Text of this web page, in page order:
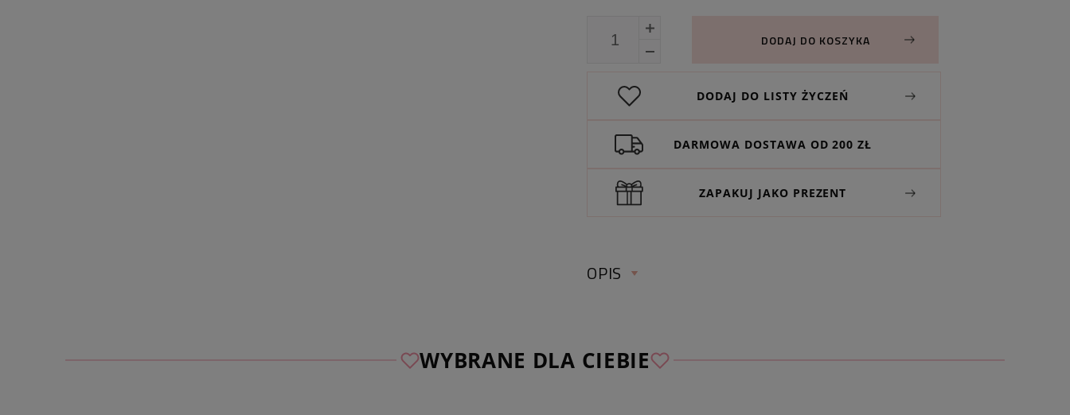
DODAJ DO KOSZYKA
DODAJ DO LISTY ŻYCZEŃ
DARMOWA DOSTAWA OD 200 ZŁ
ZAPAKUJ JAKO PREZENT
OPIS
NIEBIESKI
WYBRANE DLA CIEBIE